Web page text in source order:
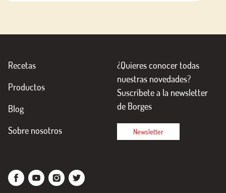
Recetas
Productos
Blog
Sobre nosotros
¿Quieres conocer todas
nuestras novedades?
Suscríbete a la newsletter
de Borges
Newsletter